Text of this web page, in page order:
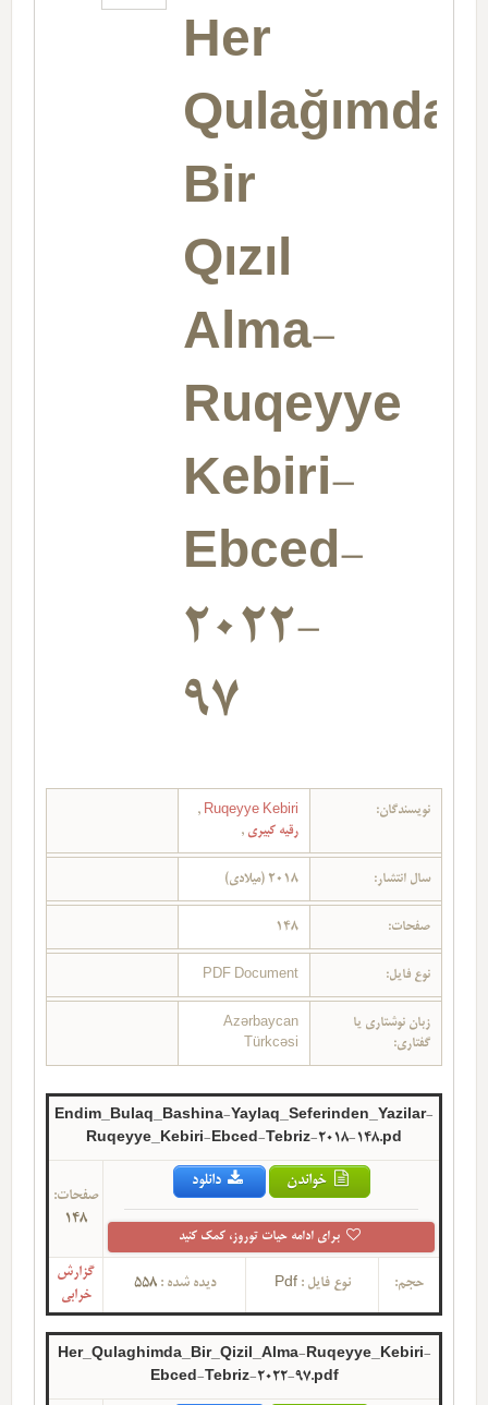
Her
Qulağımda
Bir
Qızıl
Alma-
Ruqeyye
Kebiri-
Ebced-
2022-
97
نویسندگان: Ruqeyye Kebiri
,
رقیه کبیری ,
سال انتشار: 2018 (میلادی)
صفحات: 148
نوع فایل: PDF Document
زبان نوشتاری یا
گفتاری:
Azərbaycan
Türkcəsi
Endim_Bulaq_Bashina-Yaylaq_Seferinden_Yazilar-
Ruqeyye_Kebiri-Ebced-Tebriz-2018-148.pd
خواندن دانلود
برای ادامه حیات توروز، کمک کنید
صفحات:
148
حجم: نوع فایل :Pdf دیده شده :558
گزارش
خرابی
Her_Qulaghimda_Bir_Qizil_Alma-Ruqeyye_Kebiri-
Ebced-Tebriz-2022-97.pdf